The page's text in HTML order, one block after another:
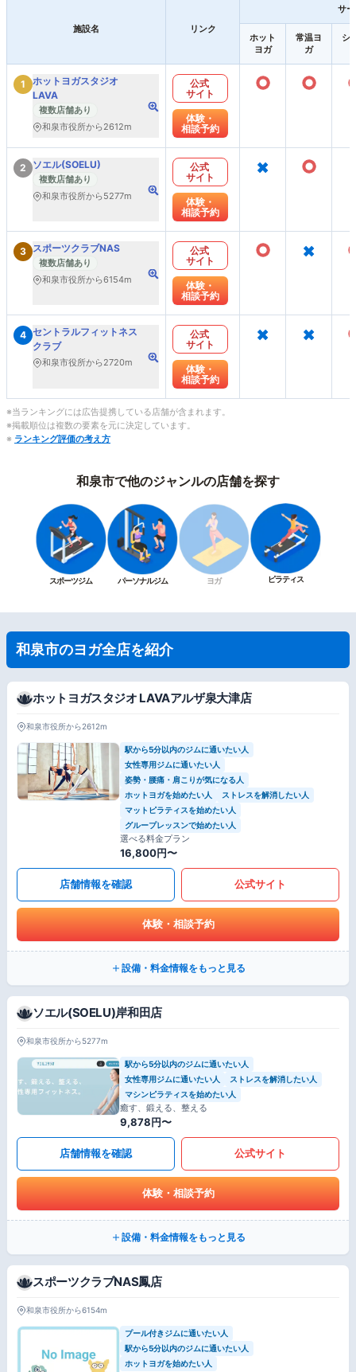
施設名 リンク
サ
ホット
ヨガ
常温ヨ
ガ
シ
1
ホットヨガスタジオ
LAVA
複数店舗あり
和泉市役所から2612m
公式
サイト
体験・
相談予約
○ ○
2 ソエル(SOELU)
複数店舗あり
和泉市役所から5277m
公式
サイト
体験・
相談予約
× ○
3 スポーツクラブNAS
複数店舗あり
和泉市役所から6154m
公式
サイト
体験・
相談予約
○ ×
4 セントラルフィットネス
クラブ
和泉市役所から2720m
公式
サイト
体験・
相談予約
× ×
※当ランキングには広告提携している店舗が含まれます。
※掲載順位は複数の要素を元に決定しています。
※ ランキング評価の考え方
和泉市で他のジャンルの店舗を探す
スポーツジム パーソナルジム ヨガ ピラティス
和泉市のヨガ全店を紹介
ホットヨガスタジオ LAVAアルザ泉大津店
和泉市役所から2612m
駅から5分以内のジムに通いたい人
女性専用ジムに通いたい人
姿勢・腰痛・肩こりが気になる人
ホットヨガを始めたい人
ストレスを解消したい人
マットピラティスを始めたい人
グループレッスンで始めたい人
選べる料金プラン
16,800円〜
店舗情報を確認 公式サイト
体験・相談予約
設備・料金情報をもっと見る
ソエル(SOELU)岸和田店
和泉市役所から5277m
駅から5分以内のジムに通いたい人
女性専用ジムに通いたい人
ストレスを解消したい人
マシンピラティスを始めたい人
癒す、鍛える、整える
9,878円〜
店舗情報を確認 公式サイト
体験・相談予約
設備・料金情報をもっと見る
スポーツクラブNAS鳳店
和泉市役所から6154m
プール付きジムに通いたい人
駅から5分以内のジムに通いたい人
ホットヨガを始めたい人